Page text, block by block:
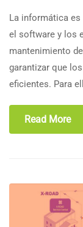
La informática
el software y los
mantenimiento
garantizar que
eficientes. Para
Read More